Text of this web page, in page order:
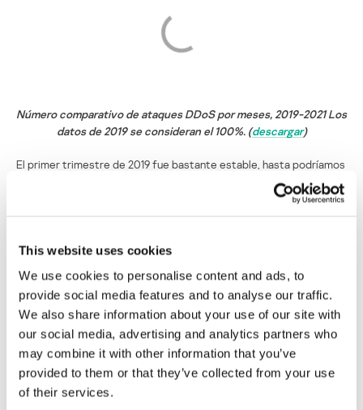
This website uses cookies
We use cookies to personalise content and ads, to
provide social media features and to analyse our traffic.
We also share information about your use of our site with
our social media, advertising and analytics partners who
may combine it with other information that you’ve
provided to them or that they’ve collected from your use
of their services.
Número comparativo de ataques DDoS por meses, 2019-2021 Los
datos de 2019 se consideran el 100%. (descargar)
El primer trimestre de 2019 fue bastante estable, hasta podríamos
decir ejemplar. Por eso nos sirve de patrón de referencia para
mostrar las desviaciones. Se ve claramente que el año pasado
la epidemia del coronavirus, la transición al trabajo remoto y la
DDoS. No menos notorios son los datos de enero de este año en
comparación con los datos de 2019.
Vale la pena prestar atención a la significativa disminución de los
indicadores del primer trimestre en su conjunto respecto al mismo
período del año anterior. Explicamos esta brecha por las tasas
anormalmente altas de 2020 que ya hemos mencionado. Durante el
último año, la situación ha cambiado: las organizaciones han